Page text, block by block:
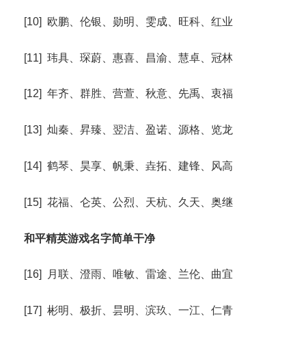
[10] 欧鹏、伦银、勋明、雯成、旺科、红业
[11] 玮具、琛蔚、惠喜、昌渝、慧卓、冠林
[12] 年齐、群胜、营萱、秋意、先禹、衷福
[13] 灿秦、昇臻、翌洁、盈诺、源格、览龙
[14] 鹤琴、昊享、帆秉、垚拓、建锋、风高
[15] 花福、仑英、公烈、天杭、久天、奥继
和平精英游戏名字简单干净
[16] 月联、澄雨、唯敏、雷途、兰伦、曲宜
[17] 彬明、极折、昙明、滨玖、一江、仁青